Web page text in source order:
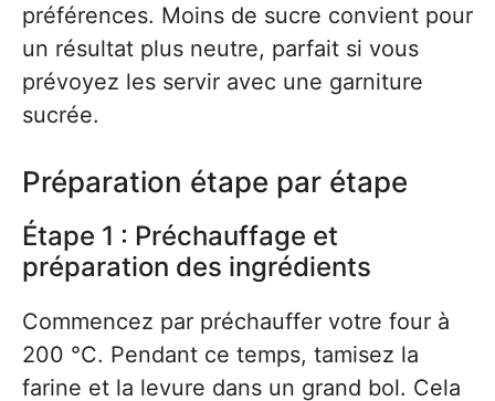
préférences. Moins de sucre convient pour
un résultat plus neutre, parfait si vous
prévoyez les servir avec une garniture
sucrée.
Préparation étape par étape
Étape 1 : Préchauffage et
préparation des ingrédients
Commencez par préchauffer votre four à
200 °C. Pendant ce temps, tamisez la
farine et la levure dans un grand bol. Cela